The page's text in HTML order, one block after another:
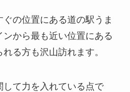
の位置にある道の駅うま
ンから最も近い位置にある
る方も沢山訪れます。
て力を入れている点で